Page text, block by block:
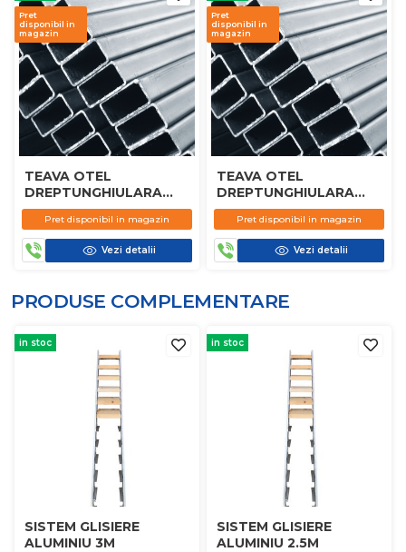
Pret
disponibil in
magazin
TEAVA OTEL
DREPTUNGHIULARA
60X20X2MM
Pret disponibil in magazin
Vezi detalii
Pret
disponibil in
magazin
TEAVA OTEL
DREPTUNGHIULARA
50X40X2MM
Pret disponibil in magazin
Vezi detalii
PRODUSE COMPLEMENTARE
in stoc
SISTEM GLISIERE
ALUMINIU 3M
in stoc
SISTEM GLISIERE
ALUMINIU 2.5M